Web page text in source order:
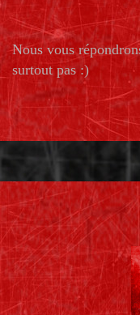
Nous vous
surtout pas :)